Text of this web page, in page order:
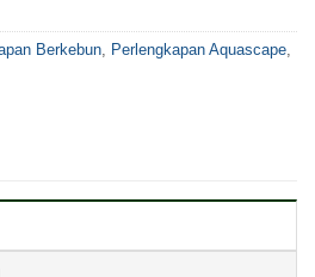
Berkebun Perlengkapan Aquascape